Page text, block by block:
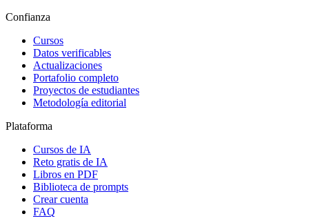
Confianza
Cursos
Datos verificables
Actualizaciones
Portafolio completo
Proyectos de estudiantes
Metodología editorial
Plataforma
Cursos de IA
Reto gratis de IA
Libros en PDF
Biblioteca de prompts
Crear cuenta
FAQ